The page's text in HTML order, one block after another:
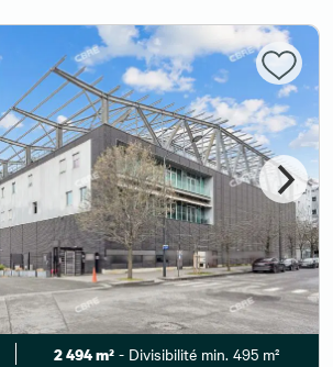
2 494 m²- Divisibilité min. 495 m²